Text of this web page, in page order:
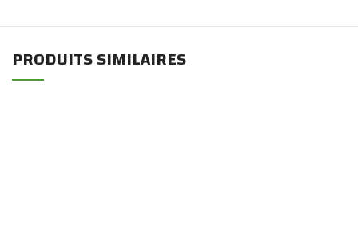
PRODUITS SIMILAIRES